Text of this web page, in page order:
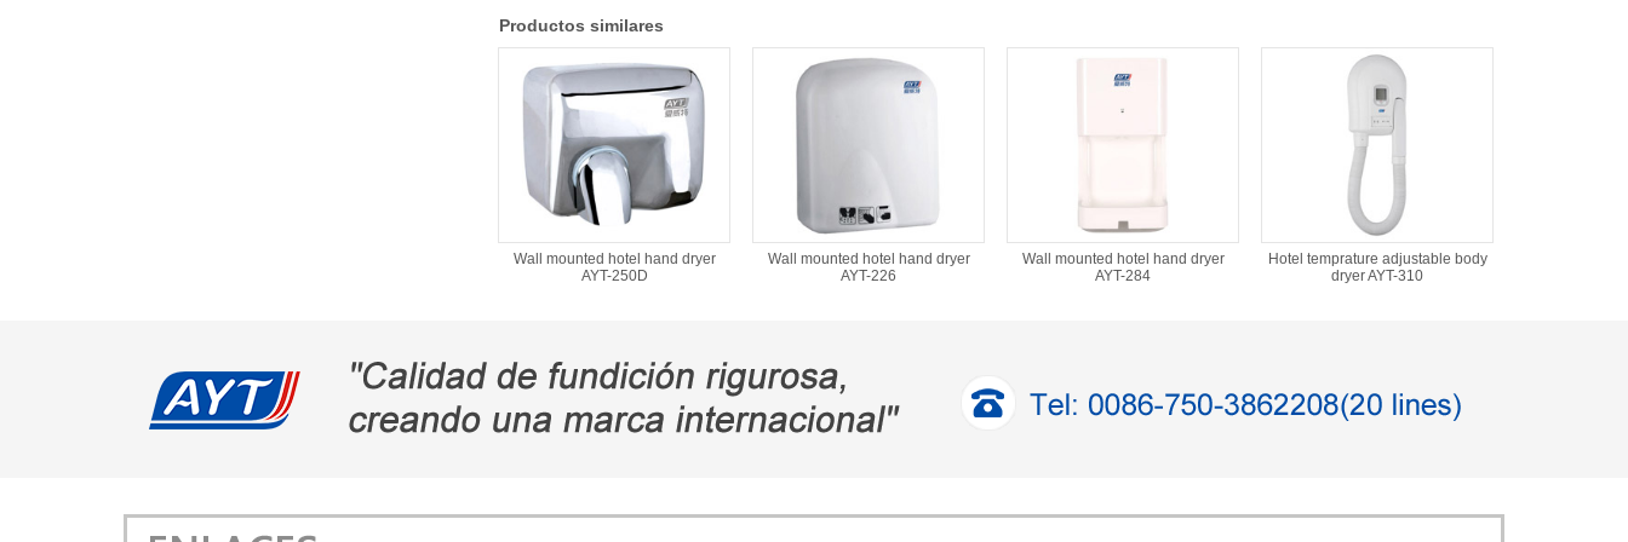
Productos similares
Wall mounted hotel hand dryer
AYT-250D
Wall mounted hotel hand dryer
AYT-226
Wall mounted hotel hand dryer
AYT-284
Hotel temprature adjustable body
dryer AYT-310